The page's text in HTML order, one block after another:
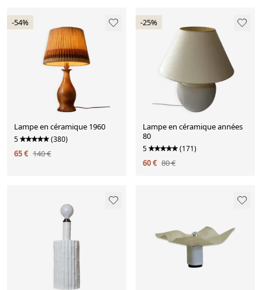
-54%
Lampe en céramique 1960
5 (380)
65 € 140 €
-25%
Lampe en céramique années
80
5 (171)
60 € 80 €